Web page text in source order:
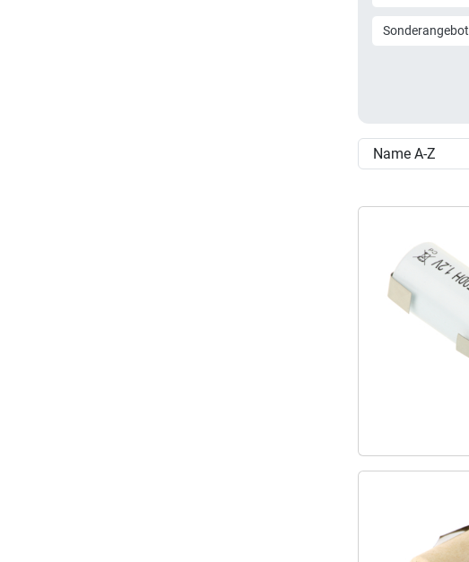
Sonderangebot